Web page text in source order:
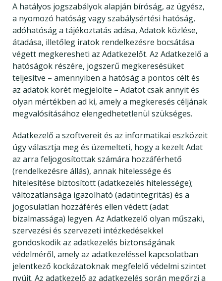
A hatályos jogszabályok alapján bíróság, az ügyész,
a nyomozó hatóság vagy szabálysértési hatóság,
adóhatóság a tájékoztatás adása, Adatok közlése,
átadása, illetőleg iratok rendelkezésre bocsátása
végett megkeresheti az Adatkezelőt. Az Adatkezelő a
hatóságok részére, jogszerű megkeresésüket
teljesítve – amennyiben a hatóság a pontos célt és
az adatok körét megjelölte – Adatot csak annyit és
olyan mértékben ad ki, amely a megkeresés céljának
megvalósításához elengedhetetlenül szükséges.
Adatkezelő a szoftvereit és az informatikai eszközeit
úgy választja meg és üzemelteti, hogy a kezelt Adat
az arra feljogosítottak számára hozzáférhető
(rendelkezésre állás), annak hitelessége és
hitelesítése biztosított (adatkezelés hitelessége);
változatlansága igazolható (adatintegritás) és a
jogosulatlan hozzáférés ellen védett (adat
bizalmassága) legyen. Az Adatkezelő olyan műszaki,
szervezési és szervezeti intézkedésekkel
gondoskodik az adatkezelés biztonságának
védelméről, amely az adatkezeléssel kapcsolatban
jelentkező kockázatoknak megfelelő védelmi szintet
nyújt. Az adatkezelő az adatkezelés során megőrzi a